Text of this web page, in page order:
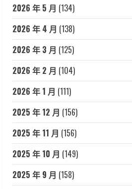
2026 年 5 月 (134)
2026 年 4 月 (138)
2026 年 3 月 (125)
2026 年 2 月 (104)
2026 年 1 月 (111)
2025 年 12 月 (156)
2025 年 11 月 (156)
2025 年 10 月 (149)
2025 年 9 月 (158)